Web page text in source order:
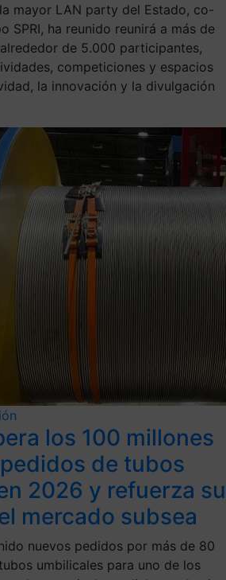
mayor LAN party del Estado, co-
SPRI, ha reunido reunirá a más de
de 5.000 participantes,
competiciones y espacios
la innovación y la divulgación
los 100 millones
de tubos
2026 y refuerza su
mercado subsea
nuevos pedidos por más de 80
umbilicales para uno de los